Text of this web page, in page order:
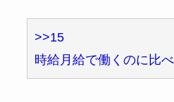
>>15
時給月給で働くのに比